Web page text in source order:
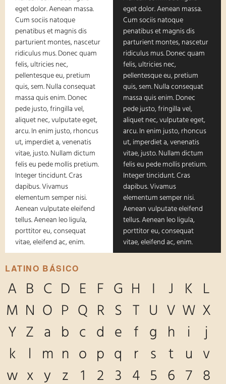
eget dolor. Aenean massa.
Cum sociis natoque
penatibus et magnis dis
parturient montes, nascetur
ridiculus mus. Donec quam
felis, ultricies nec,
pellentesque eu, pretium
quis, sem. Nulla consequat
massa quis enim. Donec
pede justo, fringilla vel,
aliquet nec, vulputate eget,
arcu. In enim justo, rhoncus
ut, imperdiet a, venenatis
vitae, justo. Nullam dictum
felis eu pede mollis pretium.
Integer tincidunt. Cras
dapibus. Vivamus
elementum semper nisi.
Aenean vulputate eleifend
tellus. Aenean leo ligula,
porttitor eu, consequat
vitae, eleifend ac, enim.
eget dolor. Aenean massa.
Cum sociis natoque
penatibus et magnis dis
parturient montes, nascetur
ridiculus mus. Donec quam
felis, ultricies nec,
pellentesque eu, pretium
quis, sem. Nulla consequat
massa quis enim. Donec
pede justo, fringilla vel,
aliquet nec, vulputate eget,
arcu. In enim justo, rhoncus
ut, imperdiet a, venenatis
vitae, justo. Nullam dictum
felis eu pede mollis pretium.
Integer tincidunt. Cras
dapibus. Vivamus
elementum semper nisi.
Aenean vulputate eleifend
tellus. Aenean leo ligula,
porttitor eu, consequat
vitae, eleifend ac, enim.
LATINO BÁSICO
A B C D E F G H J K
L
M
N O P Q R S T U V W X
Y
Z a b c d e f g h i
j
k
m n o p q r s t u
v
w
x y z 1 2 3 4 5 6 7
8